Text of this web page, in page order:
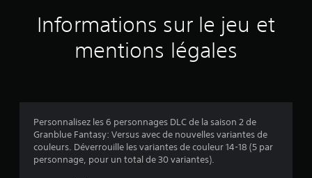
a
s
:
Informations sur le jeu et
mentions légales
Personnalisez les 6 personnages DLC de la saison 2 de
Granblue Fantasy: Versus avec de nouvelles variantes de
couleurs. Déverrouille les variantes de couleur 14-18 (5 par
personnage, pour un total de 30 variantes).